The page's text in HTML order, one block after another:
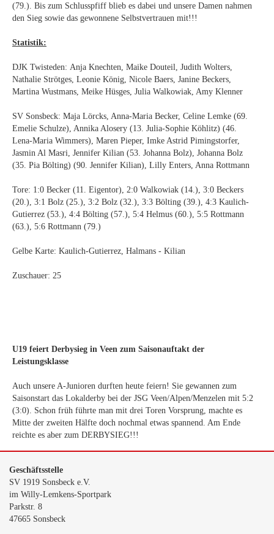
(79.). Bis zum Schlusspfiff blieb es dabei und unsere Damen nahmen
den Sieg sowie das gewonnene Selbstvertrauen mit!!!
Statistik:
DJK Twisteden: Anja Knechten, Maike Douteil, Judith Wolters,
Nathalie Strötges, Leonie König, Nicole Baers, Janine Beckers,
Martina Wustmans, Meike Hüsges, Julia Walkowiak, Amy Klenner
SV Sonsbeck: Maja Lörcks, Anna-Maria Becker, Celine Lemke (69.
Emelie Schulze), Annika Alosery (13. Julia-Sophie Köhlitz) (46.
Lena-Maria Wimmers), Maren Pieper, Imke Astrid Pimingstorfer,
Jasmin Al Masri, Jennifer Kilian (53. Johanna Bolz), Johanna Bolz
(35. Pia Bölting) (90. Jennifer Kilian), Lilly Enters, Anna Rottmann
Tore: 1:0 Becker (11. Eigentor), 2:0 Walkowiak (14.), 3:0 Beckers
(20.), 3:1 Bolz (25.), 3:2 Bolz (32.), 3:3 Bölting (39.), 4:3 Kaulich-
Gutierrez (53.), 4:4 Bölting (57.), 5:4 Helmus (60.), 5:5 Rottmann
(63.), 5:6 Rottmann (79.)
Gelbe Karte: Kaulich-Gutierrez, Halmans - Kilian
Zuschauer: 25
U19 feiert Derbysieg in Veen zum Saisonauftakt der
Leistungsklasse
Auch unsere A-Junioren durften heute feiern! Sie gewannen zum
Saisonstart das Lokalderby bei der JSG Veen/Alpen/Menzelen mit 5:2
(3:0). Schon früh führte man mit drei Toren Vorsprung, machte es
Mitte der zweiten Hälfte doch nochmal etwas spannend. Am Ende
reichte es aber zum DERBYSIEG!!!
Geschäftsstelle
SV 1919 Sonsbeck e.V.
im Willy-Lemkens-Sportpark
Parkstr. 8
47665 Sonsbeck